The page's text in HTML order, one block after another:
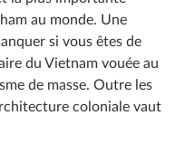
au monde. Une
si vous êtes de
du Vietnam vouée au
de masse. Outre les
coloniale vaut